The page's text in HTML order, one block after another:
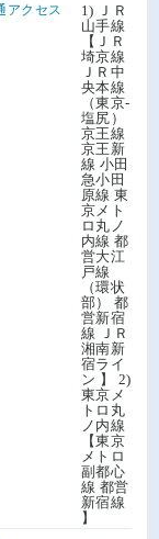
アクセス
1) ＪＲ
山手線
【ＪＲ
埼京線
ＪＲ中
央本線
（東京-
塩尻）
京王線
京王新
線 小田
急小田
原線 東
京メト
ロ丸ノ
内線 都
営大江
戸線
（環状
部） 都
営新宿
線 ＪＲ
湘南新
宿ライ
ン 】 2)
東京メ
トロ丸
ノ内線
【東京
メトロ
副都心
線 都営
新宿線
】